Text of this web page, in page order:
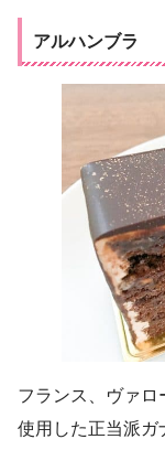
アルハンブラ
フランス、ヴァロ
使用した正当派ガ